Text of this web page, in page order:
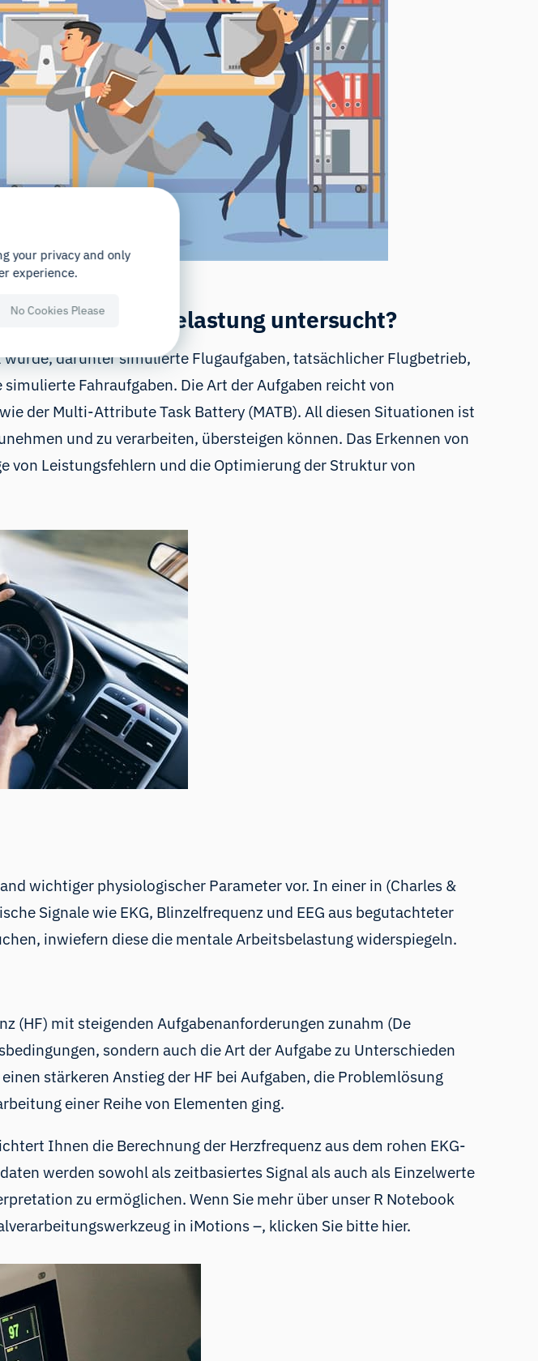
Arbeitsbelastung untersucht?
darunter simulierte Flugaufgaben, tatsächlicher Flugbetrieb,
Fahraufgaben. Die Art der Aufgaben reicht von
der Multi-Attribute Task Battery (MATB). All diesen Situationen ist
und zu verarbeiten, übersteigen können. Das Erkennen von
von Leistungsfehlern und die Optimierung der Struktur von
wichtiger physiologischer Parameter vor. In einer in (Charles &
Signale wie EKG, Blinzelfrequenz und EEG aus begutachteter
inwiefern diese die mentale Arbeitsbelastung widerspiegeln.
(HF) mit steigenden Aufgabenanforderungen zunahm (De
sondern auch die Art der Aufgabe zu Unterschieden
stärkeren Anstieg der HF bei Aufgaben, die Problemlösung
einer Reihe von Elementen ging.
Ihnen die Berechnung der Herzfrequenz aus dem rohen EKG-
werden sowohl als zeitbasiertes Signal als auch als Einzelwerte
zu ermöglichen. Wenn Sie mehr über unser R Notebook
in iMotions –, klicken Sie bitte hier.
your privacy and only
experience.
No Cookies Please